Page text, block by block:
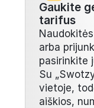
Gaukite
tarifus
arba
pasirinkite
Su
vietoje,
aiškios,